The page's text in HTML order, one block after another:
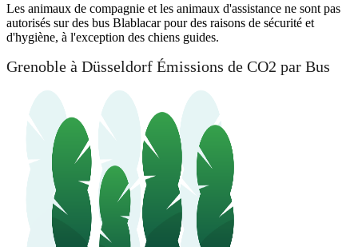
Les animaux de compagnie et les animaux d'assistance ne sont pas
autorisés sur des bus Blablacar pour des raisons de sécurité et
d'hygiène, à l'exception des chiens guides.
Grenoble à Düsseldorf Émissions de CO2 par Bus